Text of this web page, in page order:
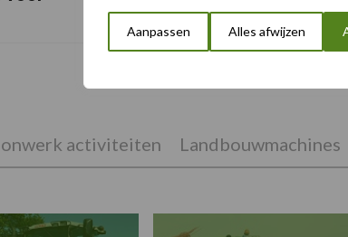
Aanpassen Alles afwijzen
marktsegmenten
activiteiten Landbouwmachines